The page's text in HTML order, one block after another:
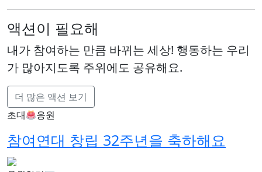
액션이 필요해
내가 참여하는 만큼 바뀌는 세상! 행동하는 우리
가 많아지도록 주위에도 공유해요.
더 많은 액션 보기
초대
응원
참여연대 창립 32주년을 축하해요